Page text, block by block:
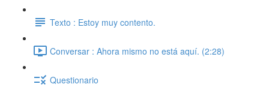
Texto : Estoy muy contento.
Conversar : Ahora mismo no está aquí. (2:28)
Questionario